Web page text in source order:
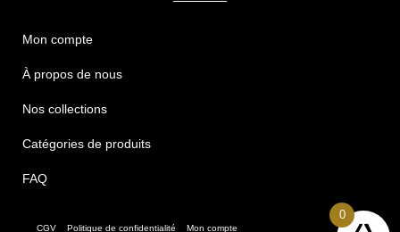
Mon compte
À propos de nous
Nos collections
Catégories de produits
FAQ
CGV Politique de confidentialité Mon compte
0